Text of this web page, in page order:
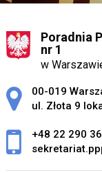
Poradnia
nr 1
w
Adres
00-019
ul. Złota 9
+48 22 290